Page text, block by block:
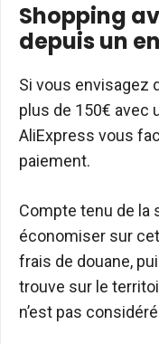
Shopping
depuis un
Si vous envisagez
plus de 150€ avec
AliExpress vous
paiement.
Compte tenu de la
économiser sur
frais de douane,
trouve sur le
n’est pas